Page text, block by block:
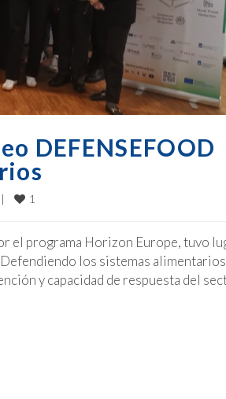
DEFENSEFOOD
1
el programa Horizon Europe, tuvo
los sistemas
y capacidad de respuesta del